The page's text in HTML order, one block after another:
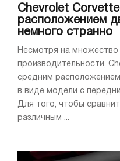
Chevrolet
расположением
немного странно
Несмотря на
производительности,
средним
в виде модели с
Для того, чтобы
различным ...